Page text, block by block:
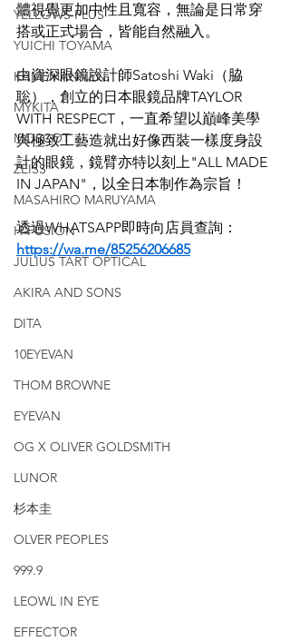
YELLOWS PLUS
YUICHI TOYAMA
KAMEMANNEN
MYKITA
MOSCOT
ZEISS
MASAHIRO MARUYAMA
H-FUSION
JULIUS TART OPTICAL
AKIRA AND SONS
DITA
10EYEVAN
THOM BROWNE
EYEVAN
OG X OLIVER GOLDSMITH
LUNOR
杉本圭
OLVER PEOPLES
999.9
LEOWL IN EYE
EFFECTOR
體視覺更加中性且寬容，無論是日常穿
搭或正式場合，皆能自然融入。
由資深眼鏡設計師Satoshi Waki（脇
聡），創立的日本眼鏡品牌TAYLOR
WITH RESPECT，一直希望以巔峰美學
與極致工藝造就出好像西裝一樣度身設
計的眼鏡，鏡臂亦特以刻上"ALL MADE
IN JAPAN"，以全日本制作為宗旨！
透過WHATSAPP即時向店員查詢：
https://wa.me/85256206685